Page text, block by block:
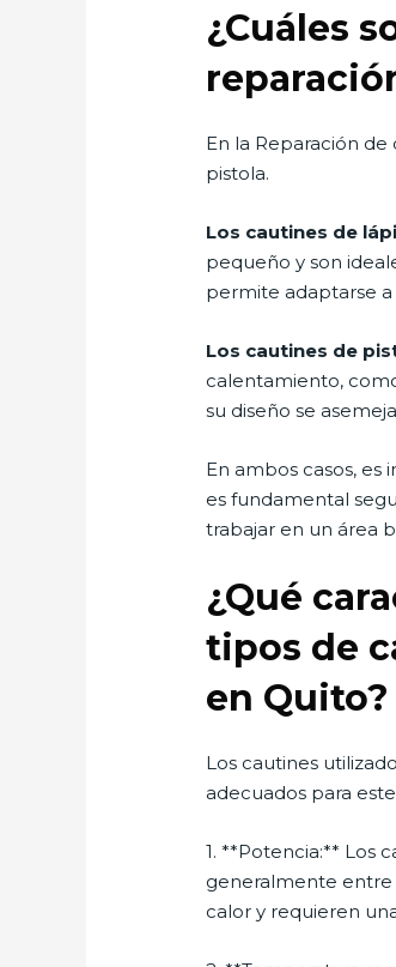
¿Cuáles
En la Reparación
pistola.
Los cautines de
pequeño y son
permite adaptarse a
Los cautines de
calentamiento,
su diseño se
En ambos casos,
es fundamental
trabajar en un área
¿Qué
tipos de
en Quito?
Los cautines
adecuados para
1. **Potencia:** Los
generalmente entre
calor y requieren